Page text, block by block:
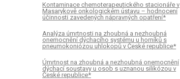
Kontaminace chemoterapeutického stacionáře v
Masarykově onkologickém ústavu – hodnocení
účinnosti zavedených nápravných opatření*
Analýza úmrtnosti na zhoubná a nezhoubná
onemocnění dýchacího systému u horníků s
pneumokoniózou uhlokopů v České republice*
Úmrtnost na zhoubná a nezhoubná onemocnění
dýchací soustavy u osob s uznanou silikózou v
České republice*